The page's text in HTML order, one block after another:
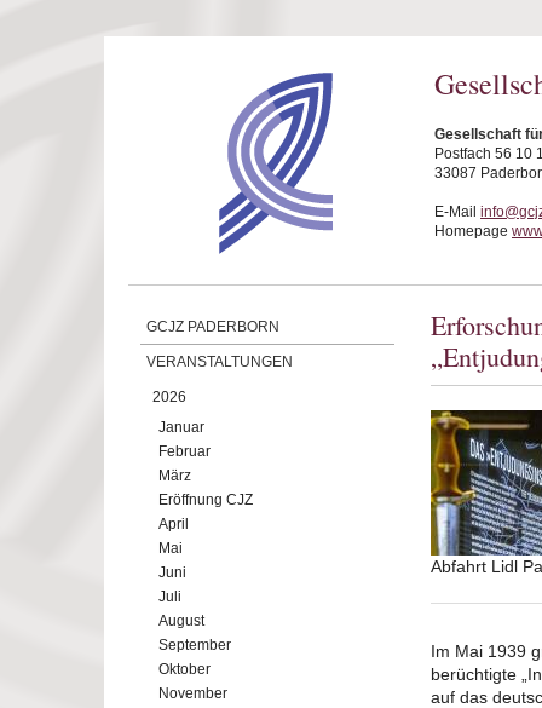
Gesellschaft
Postfach 56 10
33087
E-Mail
Homepage
GCJZ PADERBORN
VERANSTALTUNGEN
2026
Januar
Februar
März
Eröffnung CJZ
April
Mai
Juni
Juli
August
September
Oktober
November
Abfahrt Lidl
Im Mai 1939
berüchtigte
auf das